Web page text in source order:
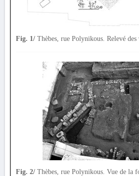
Fig. 1/ Thèbes, rue Polynikous. Relevé des
Fig. 2/ Thèbes, rue Polynikous. Vue de la